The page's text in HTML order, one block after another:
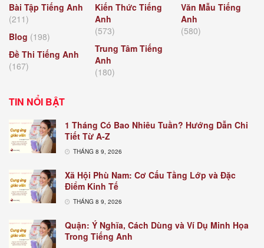
Bài Tập Tiếng Anh
(211)
Blog (198)
Đề Thi Tiếng Anh
(167)
Kiến Thức Tiếng
Anh
(573)
Trung Tâm Tiếng
Anh
(180)
Văn Mẫu Tiếng
Anh
(580)
TIN NỔI BẬT
1 Tháng Có Bao Nhiêu Tuần? Hướng Dẫn Chi
Tiết Từ A-Z
THÁNG 8 9, 2026
Xã Hội Phù Nam: Cơ Cấu Tầng Lớp và Đặc
Điểm Kinh Tế
THÁNG 8 9, 2026
Quận: Ý Nghĩa, Cách Dùng và Ví Dụ Minh Họa
Trong Tiếng Anh